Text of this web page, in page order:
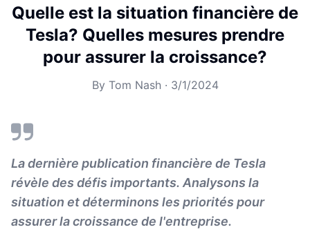
Quelle est la situation financière de
Tesla? Quelles mesures prendre
pour assurer la croissance?
By Tom Nash· 3/1/2024
La dernière publication financière de Tesla
révèle des défis importants. Analysons la
situation et déterminons les priorités pour
assurer la croissance de l'entreprise.